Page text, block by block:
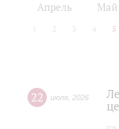
Апрель Май
2 3 4 5
22 июля 2026